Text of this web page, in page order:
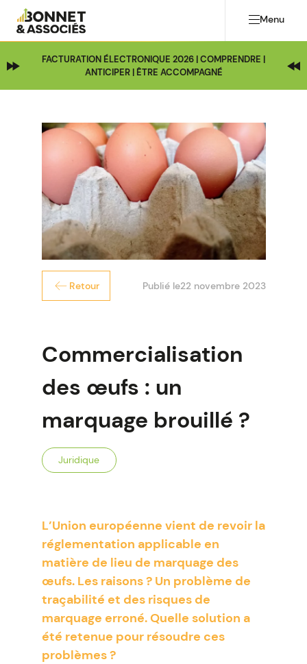
Menu
FACTURATION ÉLECTRONIQUE 2026 | COMPRENDRE |
ANTICIPER | ÊTRE ACCOMPAGNÉ
Retour Publié le22 novembre 2023
Commercialisation
des œufs : un
marquage brouillé ?
Juridique
L’Union européenne vient de revoir la
réglementation applicable en
matière de lieu de marquage des
œufs. Les raisons ? Un problème de
traçabilité et des risques de
marquage erroné. Quelle solution a
été retenue pour résoudre ces
problèmes ?